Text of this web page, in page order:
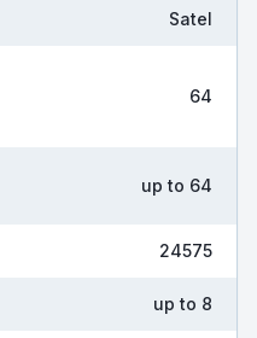
Satel
64
up to 64
24575
up to 8